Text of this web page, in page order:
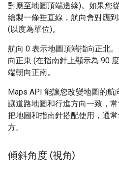
對應至地圖頂端邊緣)。如果您
繪製一條垂直線，航向會對應
(以度為單位)。
航向 0 表示地圖頂端指向正北
向正東 (在指南針上顯示為 90
端朝向正南。
Maps API 能讓您改變地圖的航
讓道路地圖和行進方向一致，
把地圖和指南針搭配使用，通
方。
傾斜角度 (視角)